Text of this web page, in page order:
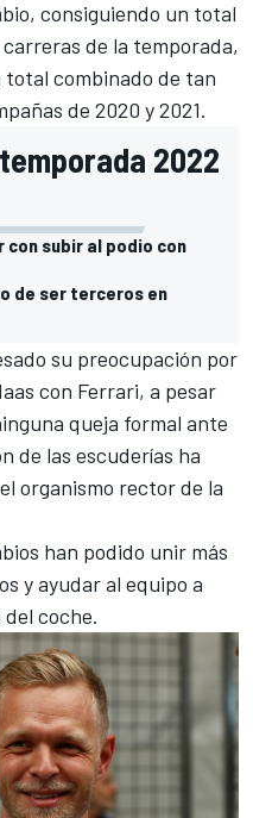
consiguiendo un total
de la temporada,
total combinado de tan
de 2020 y 2021.
2022
con subir al podio con
de ser terceros en
su preocupación por
con Ferrari, a pesar
queja formal ante
de las escuderías ha
organismo rector de la
han podido unir más
y ayudar al equipo a
coche.